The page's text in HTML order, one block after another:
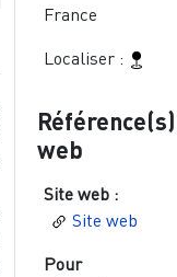
France
Localiser :
Référence(s)
web
Site web :
Site web
Pour